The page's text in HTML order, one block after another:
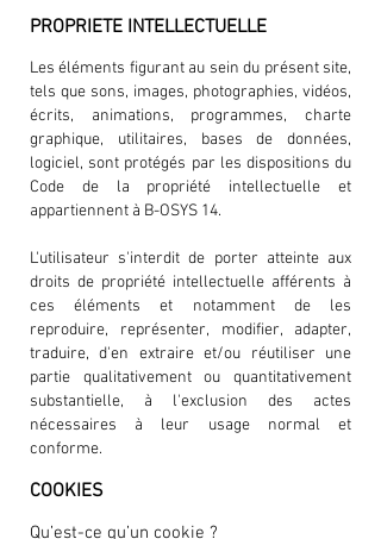
PROPRIETE INTELLECTUELLE
Les éléments figurant au sein du présent site,
tels que sons, images, photographies, vidéos,
écrits, animations, programmes, charte
graphique, utilitaires, bases de données,
logiciel, sont protégés par les dispositions du
Code de la propriété intellectuelle et
appartiennent à B-OSYS 14.
L'utilisateur s'interdit de porter atteinte aux
droits de propriété intellectuelle afférents à
ces éléments et notamment de les
reproduire, représenter, modifier, adapter,
traduire, d'en extraire et/ou réutiliser une
partie qualitativement ou quantitativement
substantielle, à l'exclusion des actes
nécessaires à leur usage normal et
conforme.
COOKIES
Qu’est-ce qu’un cookie ?